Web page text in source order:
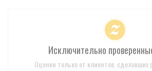
Исключительно
Оценки только от клиентов, сделавших